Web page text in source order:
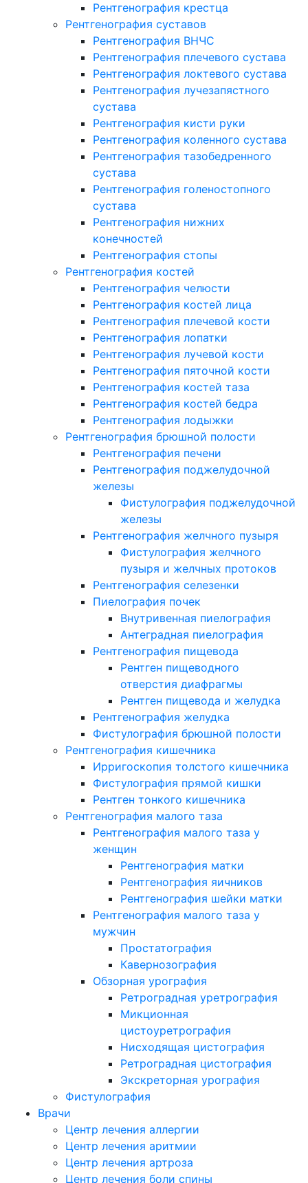
Рентгенография крестца
Рентгенография суставов
Рентгенография ВНЧС
Рентгенография плечевого сустава
Рентгенография локтевого сустава
Рентгенография лучезапястного
сустава
Рентгенография кисти руки
Рентгенография коленного сустава
Рентгенография тазобедренного
сустава
Рентгенография голеностопного
сустава
Рентгенография нижних
конечностей
Рентгенография стопы
Рентгенография костей
Рентгенография челюсти
Рентгенография костей лица
Рентгенография плечевой кости
Рентгенография лопатки
Рентгенография лучевой кости
Рентгенография пяточной кости
Рентгенография костей таза
Рентгенография костей бедра
Рентгенография лодыжки
Рентгенография брюшной полости
Рентгенография печени
Рентгенография поджелудочной
железы
Фистулография поджелудочной
железы
Рентгенография желчного пузыря
Фистулография желчного
пузыря и желчных протоков
Рентгенография селезенки
Пиелография почек
Внутривенная пиелография
Антеградная пиелография
Рентгенография пищевода
Рентген пищеводного
отверстия диафрагмы
Рентген пищевода и желудка
Рентгенография желудка
Фистулография брюшной полости
Рентгенография кишечника
Ирригоскопия толстого кишечника
Фистулография прямой кишки
Рентген тонкого кишечника
Рентгенография малого таза
Рентгенография малого таза у
женщин
Рентгенография матки
Рентгенография яичников
Рентгенография шейки матки
Рентгенография малого таза у
мужчин
Простатография
Кавернозография
Обзорная урография
Ретроградная уретрография
Микционная
цистоуретрография
Нисходящая цистография
Ретроградная цистография
Экскреторная урография
Фистулография
Врачи
Центр лечения аллергии
Центр лечения аритмии
Центр лечения артроза
Центр лечения боли спины